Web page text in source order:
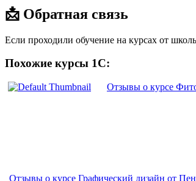
📩 Обратная связь
Если проходили обучение на курсах от
Похожие курсы 1С:
Отзывы о курсе
Отзывы о курсе Графический дизайн от